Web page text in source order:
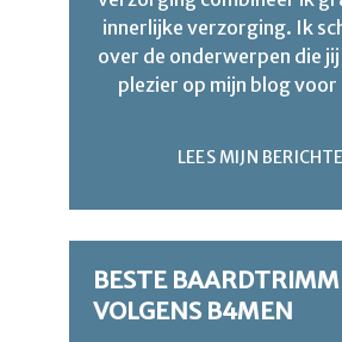
innerlijke verzorging. Ik
over de onderwerpen die jij
plezier op mijn blog voor
LEES MIJN
BESTE
VOLGENS B4MEN